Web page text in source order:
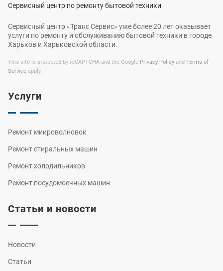
Сервисный центр по ремонту бытовой техники
Сервисный центр «Транс Сервис» уже более 20 лет оказывает
услуги по ремонту и обслуживанию бытовой техники в городе
Харьков и Харьковской области.
This site is protected by reCAPTCHA and the Google Privacy Policy and Terms of
Service apply.
Услуги
Ремонт микроволновок
Ремонт стиральных машин
Ремонт холодильников
Ремонт посудомоечных машин
Статьи и новости
Новости
Статьи